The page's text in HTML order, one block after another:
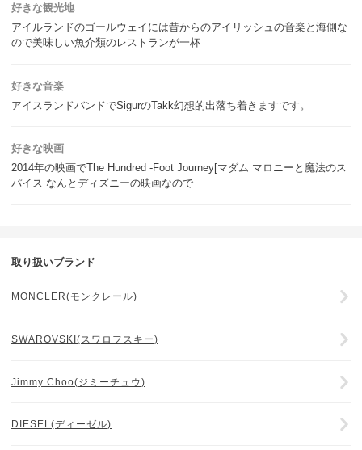
好きな観光地
アイルランドのゴールウェイには昔からのアイリッシュの音楽と海側な
ので美味しい魚介類のレストランが一杯
好きな音楽
アイスランドバンドでSigurのTakk幻想的出落ち着きますです。
好きな映画
2014年の映画でThe Hundred -Foot Journey[マダム マロニーと魔法のス
パイス なんとディズニーの映画なので
取り扱いブランド
MONCLER(モンクレール)
SWAROVSKI(スワロフスキー)
Jimmy Choo(ジミーチュウ)
DIESEL(ディーゼル)